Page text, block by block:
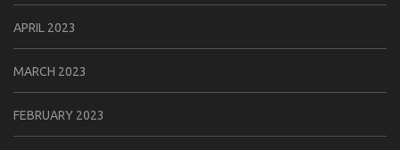
APRIL 2023
MARCH 2023
FEBRUARY 2023